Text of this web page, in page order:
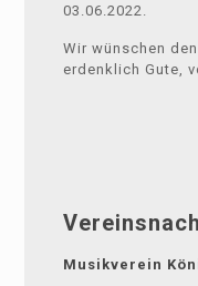
03.06.2022.
Wir wünschen
erdenklich Gute,
Musikverein